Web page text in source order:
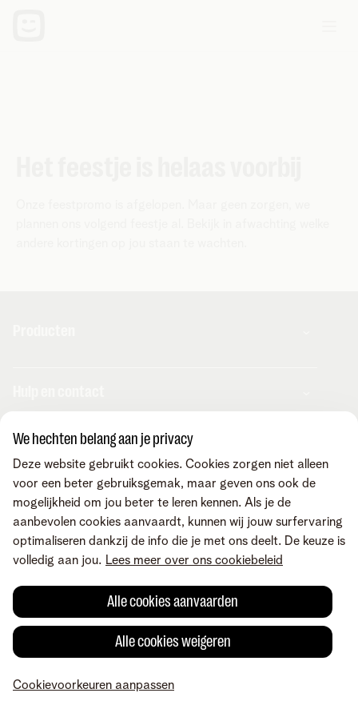
Telenet TV
Wifi-versterkers
Vaste telefonie
Promo's
Cybersecurity
Je producten aanpassen
Sociaal internetaanbod
Check & Smile
MyTelenet-app
Contacteer ons
Verhuizen
Easy Switch
Overname
Onze community
Tarieven
Internet
Mobiel en vast
TV en entertainment
Aanrekeningen
Je gegevens aanpassen
Corporate
Over Telenet
Investor relations
Duurzaamheid
Careers
Privacybeleid
Heartware programma
Vind ons ook op
Voorwaarden Juridische info Herroepingsrecht
Cookievoorkeuren
Kwaliteit van dienstverlening Toegankelijkheid
BTW BE 0473.416.418 - RPR Antwerpen, afd. Mechelen
We hechten belang aan je privacy
Deze website gebruikt cookies. Cookies zorgen niet alleen
voor een beter gebruiksgemak, maar geven ons ook de
mogelijkheid om jou beter te leren kennen. Als je de
aanbevolen cookies aanvaardt, kunnen wij jouw surfervaring
optimaliseren dankzij de info die je met ons deelt. De keuze is
volledig aan jou. Lees meer over ons cookiebeleid
Alle cookies weigeren
Alle cookies aanvaarden
Cookievoorkeuren aanpassen